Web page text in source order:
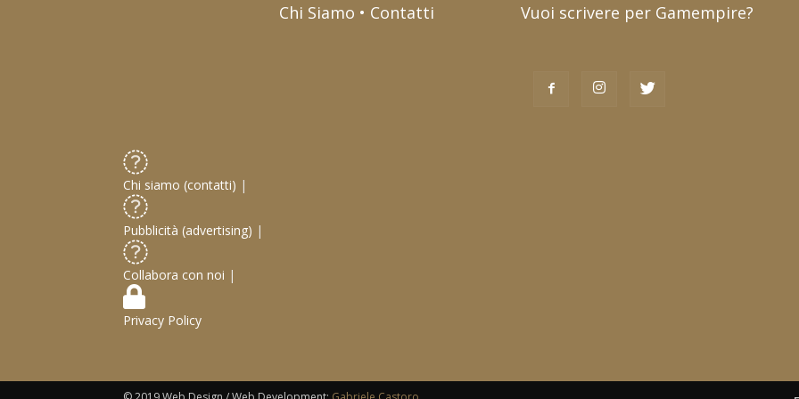
Chi Siamo • Contatti Vuoi scrivere per Gamempire?
Chi siamo (contatti) |
Pubblicità (advertising) |
Collabora con noi |
Privacy Policy